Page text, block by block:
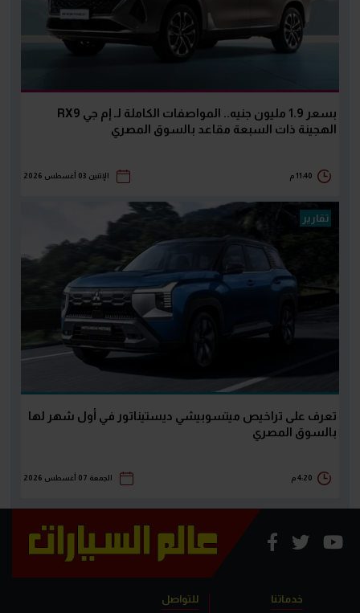
بسعر 1.9 مليون جنيه.. المواصفات الكاملة لـ إم جي RX9
الهجينة ذات السبعة مقاعد بالسوق المصري
11:40 م الإثنين 03 أغسطس 2026
تقارير
تعرف على تراخيص ميتسوبيشي ديستيناتور في أول شهر لها
بالسوق المصري
4:20 م الجمعة 07 أغسطس 2026
خدماتنا للتواصل